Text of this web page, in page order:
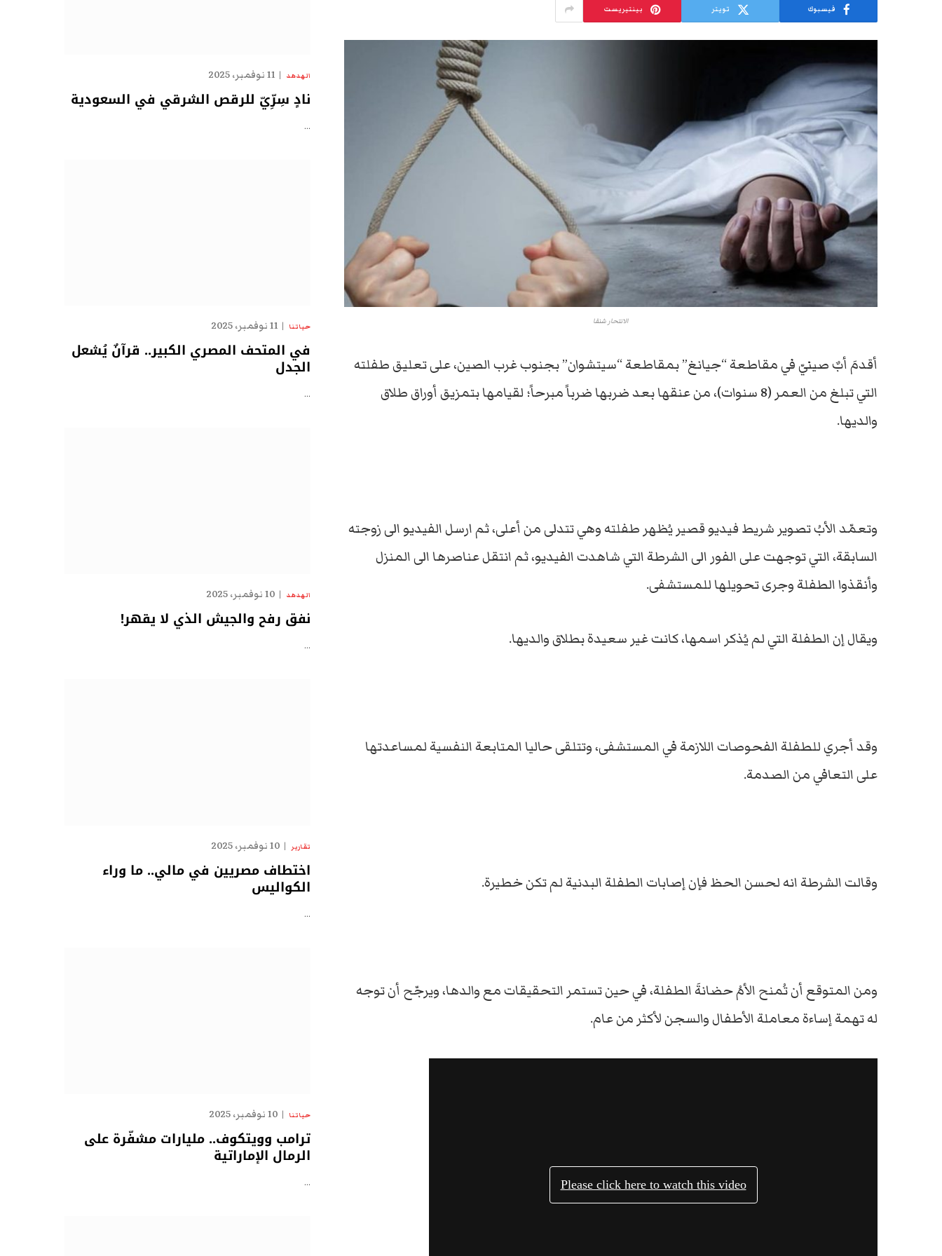
فيسبوك تويتر بينتيريست
الانتحار شنقا
أقدمَ أبٌ صينيّ في مقاطعة “جيانغ” بمقاطعة “سيتشوان” بجنوب غرب الصين، على تعليق طفلته
التي تبلغ من العمر (8 سنوات)، من عنقها بعد ضربها ضرباً مبرحاً؛ لقيامها بتمزيق أوراق طلاق
والديها.
وتعمّد الأبُ تصوير شريط فيديو قصير يُظهر طفلته وهي تتدلى من أعلى، ثم ارسل الفيديو الى زوجته
السابقة، التي توجهت على الفور الى الشرطة التي شاهدت الفيديو، ثم انتقل عناصرها الى المنزل
وأنقذوا الطفلة وجرى تحويلها للمستشفى.
ويقال إن الطفلة التي لم يُذكر اسمها، كانت غير سعيدة بطلاق والديها.
وقد أجري للطفلة الفحوصات اللازمة في المستشفى، وتتلقى حاليا المتابعة النفسية لمساعدتها
على التعافي من الصدمة.
وقالت الشرطة انه لحسن الحظ فإن إصابات الطفلة البدنية لم تكن خطيرة.
ومن المتوقع أن تُمنح الأمُ حضانةَ الطفلة، في حين تستمر التحقيقات مع والدها، ويرجّح أن توجه
له تهمة إساءة معاملة الأطفال والسجن لأكثر من عام.
الهدهد 11 نوفمبر، 2025
نادٍ سِرِّيّ للرقص الشرقي في السعودية
…
حياتنا 11 نوفمبر، 2025
في المتحف المصري الكبير.. قرآنٌ يُشعل
الجدل
…
الهدهد 10 نوفمبر، 2025
نفق رفح والجيش الذي لا يقهر!
…
تقارير 10 نوفمبر، 2025
اختطاف مصريين في مالي.. ما وراء
الكواليس
…
حياتنا 10 نوفمبر، 2025
ترامب وويتكوف.. مليارات مشفّرة على
الرمال الإماراتية
…